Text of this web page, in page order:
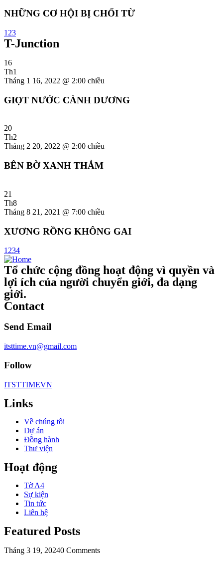
NHỮNG CƠ HỘI BỊ CHỐI TỪ
1 23
T-Junction
16
Th1
Tháng 1 16, 2022 @ 2:00 chiều
GIỌT NƯỚC CÀNH DƯƠNG
20
Th2
Tháng 2 20, 2022 @ 2:00 chiều
BÊN BỜ XANH THẲM
21
Th8
Tháng 8 21, 2021 @ 7:00 chiều
XƯƠNG RỒNG KHÔNG GAI
1 234
Tổ chức cộng đồng hoạt động vì quyền và
lợi ích của người chuyển giới, đa dạng
giới.
Contact
Send Email
itsttime.vn@gmail.com
Follow
ITSTTIMEVN
Links
Về chúng tôi
Dự án
Đồng hành
Thư viện
Hoạt động
Tờ A4
Sự kiện
Tin tức
Liên hệ
Featured Posts
Tháng 3 19, 20240 Comments